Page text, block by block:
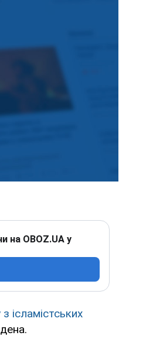
на OBOZ.UA у
ісламістських